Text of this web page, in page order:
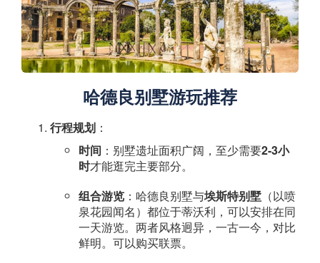
哈德良别墅游玩推荐
行程规划 ：
时间 ：别墅遗址面积广阔，至少需要2-3小
时才能逛完主要部分。
组合游览 ：哈德良别墅与埃斯特别墅 （以喷
泉花园闻名）都位于蒂沃利，可以安排在同
一天游览。两者风格迥异，一古一今，对比
鲜明。可以购买联票。